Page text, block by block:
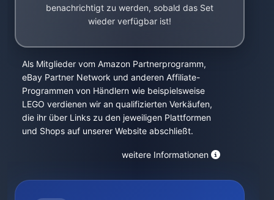
benachrichtigt zu werden, sobald das Set
wieder verfügbar ist!
Als Mitglieder vom Amazon Partnerprogramm,
eBay Partner Network und anderen Affiliate-
Programmen von Händlern wie beispielsweise
LEGO verdienen wir an qualifizierten Verkäufen,
die ihr über Links zu den jeweiligen Plattformen
und Shops auf unserer Website abschließt.
weitere Informationen